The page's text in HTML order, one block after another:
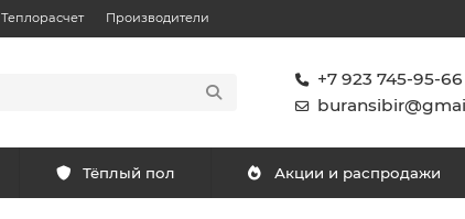
Теплорасчет Производители
+7 923 745-95-66
Тёплый пол Акции и распродажи